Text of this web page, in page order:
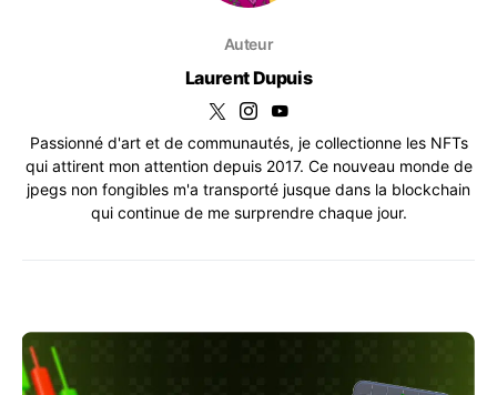
Auteur
Laurent Dupuis
Passionné d'art et de communautés, je collectionne les NFTs
qui attirent mon attention depuis 2017. Ce nouveau monde de
jpegs non fongibles m'a transporté jusque dans la blockchain
qui continue de me surprendre chaque jour.